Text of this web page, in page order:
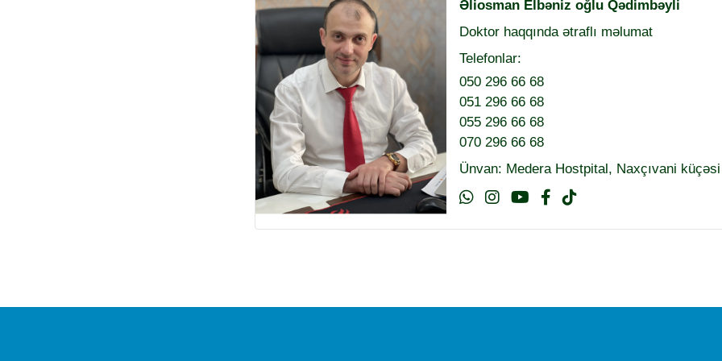
Əliosman Elbəniz oğlu Qədimbəyli
Doktor haqqında ətraflı məlumat
Telefonlar:
050 296 66 68
051 296 66 68
055 296 66 68
070 296 66 68
Ünvan: Medera Hostpital, Naxçıvani